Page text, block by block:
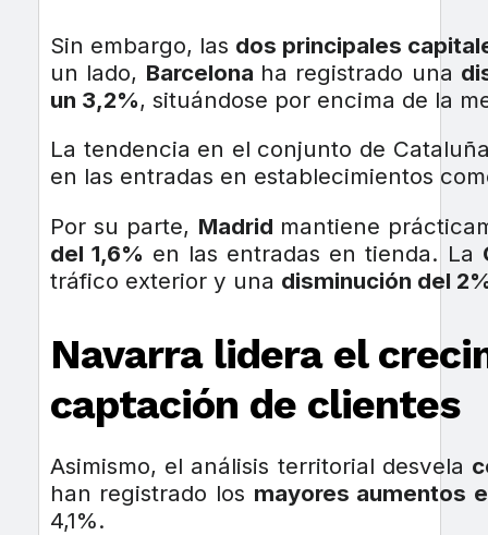
Sin embargo, las dos principales
un lado, Barcelona ha registrado una
un 3,2%, situándose por encima de la
La tendencia en el conjunto de
en las entradas en establecimientos
Por su parte, Madrid mantiene
del 1,6% en las entradas en tienda. La
tráfico exterior y una disminución del
Navarra lidera el
captación de clientes
Asimismo, el análisis territorial desvela
han registrado los mayores aumentos
4,1%.